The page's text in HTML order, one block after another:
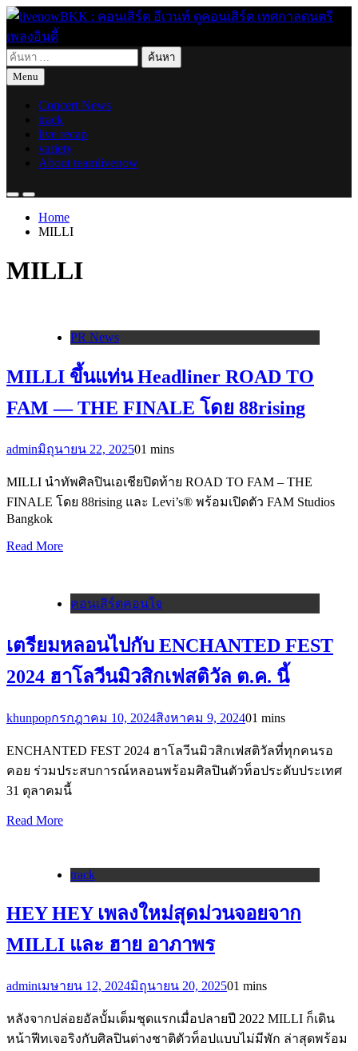
Skip
content
livenowBKK : คอนเสิร์ต อีเวนท์ ดูคอนเสิร์ต เทศกาลดนตรี เพลง
อินดี้
live for today
ค้นหา
สำหรับ:
Menu
Concert News
track
live recap
variety
About teamlivenow
Home
MILLI
MILLI
PR News
MILLI ขึ้นแท่น Headliner ROAD TO
FAM — THE FINALE โดย 88rising
adminมิถุนายน 22, 202501 mins
MILLI นำทัพศิลปินเอเชียปิดท้าย ROAD TO FAM – THE
FINALE โดย 88rising และ Levi’s® พร้อมเปิดตัว FAM Studios
Bangkok
Read More
คอนเสิร์ตคอนใจ
เตรียมหลอนไปกับ ENCHANTED FEST
2024 ฮาโลวีนมิวสิกเฟสติวัล ต.ค. นี้
khunpopกรกฎาคม 10, 2024สิงหาคม 9, 202401 mins
ENCHANTED FEST 2024 ฮาโลวีนมิวสิกเฟสติวัลที่ทุกคนรอ
คอย ร่วมประสบการณ์หลอนพร้อมศิลปินตัวท็อประดับประเทศ
31 ตุลาคมนี้
Read More
track
HEY HEY เพลงใหม่สุดม่วนจอยจาก
MILLI และ ฮาย อาภาพร
adminเมษายน 12, 2024มิถุนายน 20, 202501 mins
หลังจากปล่อยอัลบั้มเต็มชุดแรกเมื่อปลายปี 2022 MILLI ก็เดิน
หน้าฟีทเจอริงกับศิลปินต่างชาติตัวท็อปแบบไม่มีพัก ล่าสุดพร้อม